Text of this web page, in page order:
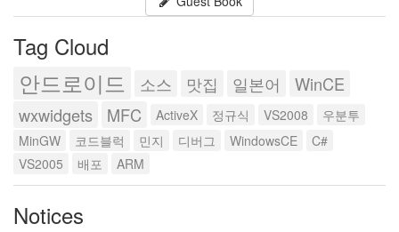
Tag Cloud
안드로이드 소스 맛집 일본어
WinCE
wxwidgets
MFC ActiveX 정규식 VS2008
우분투
MinGW
코드블럭 민지 디버그 WindowsCE
C#
VS2005
배포 ARM
Notices